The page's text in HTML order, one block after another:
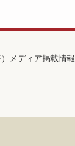
メディア掲載情報